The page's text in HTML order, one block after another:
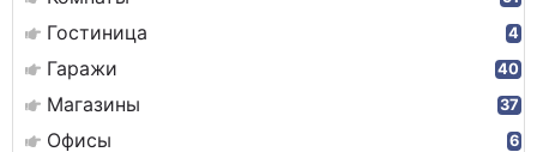
Гостиница 4
Гаражи 40
Магазины 37
Офисы 6